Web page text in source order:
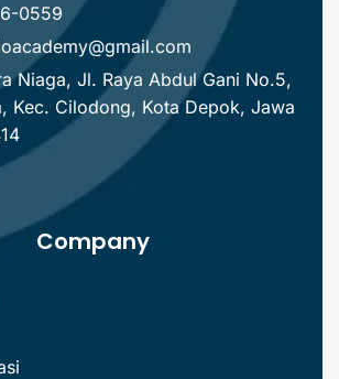
0559
Niaga, Jl. Raya Abdul Gani No.5,
Kec. Cilodong, Kota Depok, Jawa
Company